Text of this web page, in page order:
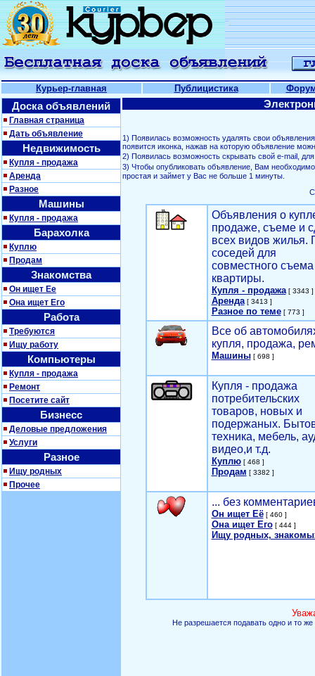
Курьер-главная Публицистика
Доска объявлений
Главная страница
Дать объявление
Недвижимость
Купля - продажа
Аренда
Разное
Машины
Купля - продажа
Барахолка
Куплю
Продам
Знакомства
Он ищет Ее
Она ищет Его
Работа
Требуются
Ищу работу
Компьютеры
Купля - продажа
Ремонт
Посетите сайт
Бизнесс
Деловые предложения
Услуги
Разное
Ищу родных
Прочее
1) Появилась возможность удалять свои
появится иконка, нажав на которую объявление
2) Появилась возможность скрывать свой е-mail,
3) Чтобы опубликовать объявление, Вам
простая и займет у Вас не больше 1 минуты.
Объявления о
продаже, съеме и
всех видов жилья.
соседей для
совместного съема
квартиры.
Купля - продажа[ 3343 ]
Аренда[ 3413 ]
Разное по теме[ 773 ]
Все об
купля, продажа,
Машины[ 698 ]
Купля - продажа
потребительских
товаров, новых и
подержаных.
техника, мебель,
видео,и т.д.
Куплю[ 468 ]
Продам [ 3382 ]
... без
Он ищет Её[ 460 ]
Она ищет Его[ 444 ]
Ищу родных,
Не разрешается подавать одно и то